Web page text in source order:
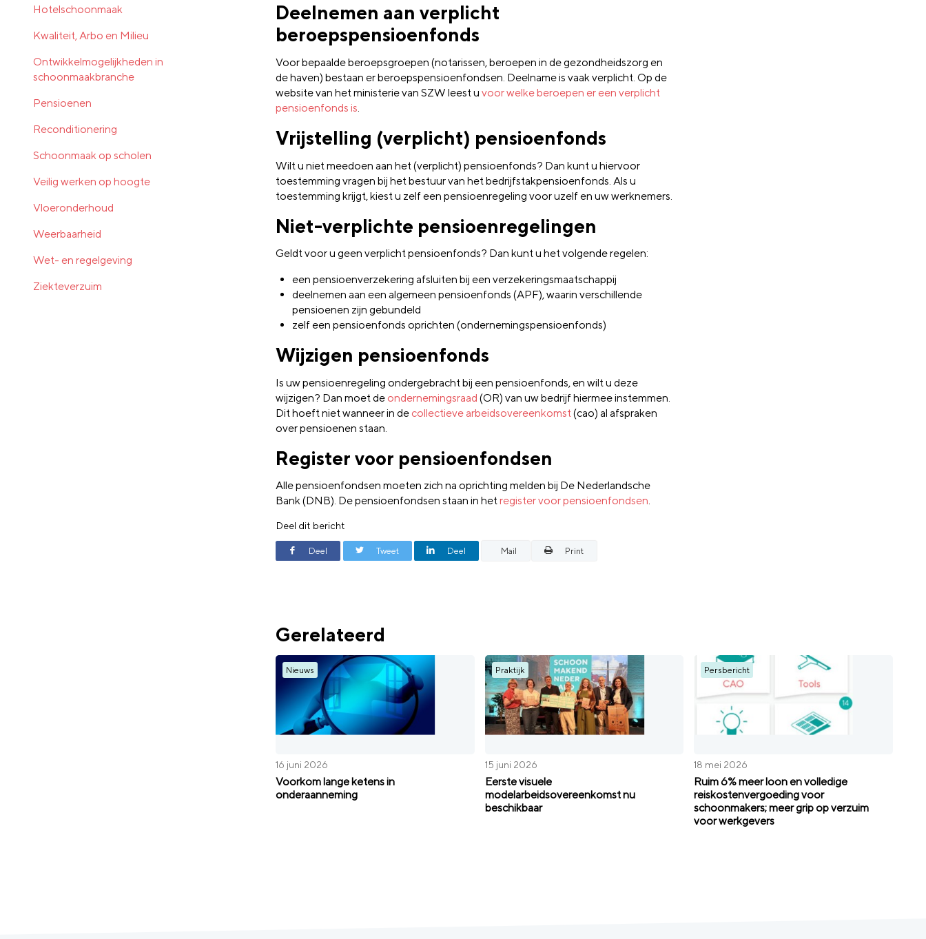
Deelnemen aan verplicht
beroepspensioenfonds
Voor bepaalde beroepsgroepen (notarissen, beroepen in de gezondheidszorg en
de haven) bestaan er beroepspensioenfondsen. Deelname is vaak verplicht. Op de
website van het ministerie van SZW leest u voor welke beroepen er een verplicht
pensioenfonds is.
Vrijstelling (verplicht) pensioenfonds
Wilt u niet meedoen aan het (verplicht) pensioenfonds? Dan kunt u hiervoor
toestemming vragen bij het bestuur van het bedrijfstakpensioenfonds. Als u
toestemming krijgt, kiest u zelf een pensioenregeling voor uzelf en uw werknemers.
Niet-verplichte pensioenregelingen
Geldt voor u geen verplicht pensioenfonds? Dan kunt u het volgende regelen:
een pensioenverzekering afsluiten bij een verzekeringsmaatschappij
deelnemen aan een algemeen pensioenfonds (APF), waarin verschillende
pensioenen zijn gebundeld
zelf een pensioenfonds oprichten (ondernemingspensioenfonds)
Wijzigen pensioenfonds
Is uw pensioenregeling ondergebracht bij een pensioenfonds, en wilt u deze
wijzigen? Dan moet de ondernemingsraad (OR) van uw bedrijf hiermee instemmen.
Dit hoeft niet wanneer in de collectieve arbeidsovereenkomst (cao) al afspraken
over pensioenen staan.
Register voor pensioenfondsen
Alle pensioenfondsen moeten zich na oprichting melden bij De Nederlandsche
Bank (DNB). De pensioenfondsen staan in hetregister voor pensioenfondsen.
Deel dit bericht
Deel Tweet Deel Mail Print
Gerelateerd
Nieuws
16 juni 2026
Voorkom lange ketens in
onderaanneming
Praktijk
15 juni 2026
Eerste visuele
modelarbeidsovereenkomst nu
beschikbaar
Persbericht
18 mei 2026
Ruim 6% meer loon en volledige
reiskostenvergoeding voor
schoonmakers; meer grip op verzuim
voor werkgevers
Hotelschoonmaak
Kwaliteit, Arbo en Milieu
Ontwikkelmogelijkheden in
schoonmaakbranche
Pensioenen
Reconditionering
Schoonmaak op scholen
Veilig werken op hoogte
Vloeronderhoud
Weerbaarheid
Wet- en regelgeving
Ziekteverzuim